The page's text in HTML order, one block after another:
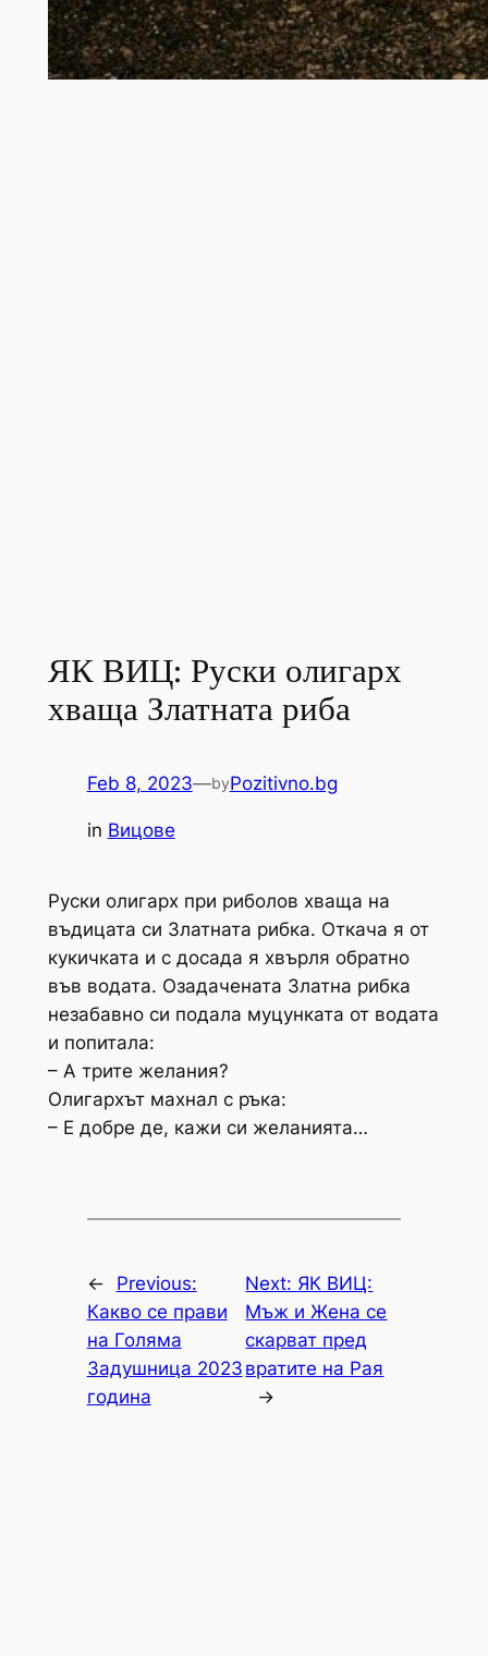
ЯК ВИЦ: Руски олигарх
хваща Златната риба
Feb 8, 2023—byPozitivno.bg
in Вицове
Руски олигарх при риболов хваща на
въдицата си Златната рибка. Откача я от
кукичката и с досада я хвърля обратно
във водата. Озадачената Златна рибка
незабавно си подала муцунката от водата
и попитала:
– А трите желания?
Олигархът махнал с ръка:
– Е добре де, кажи си желанията…
←
Previous:
Какво се прави
на Голяма
Задушница 2023
година
Next: ЯК ВИЦ:
Мъж и Жена се
скарват пред
вратите на Рая
→